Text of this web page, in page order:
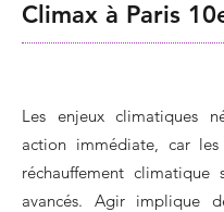
Climax à Paris
Les enjeux climatiques
action immédiate, car les
réchauffement climatique
avancés. Agir implique